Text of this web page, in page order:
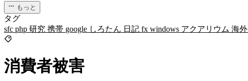
もっと
タグ
sfc php 研究 携帯 google しろたん 日記 fx windows アクアリウム 海外
消費者被害